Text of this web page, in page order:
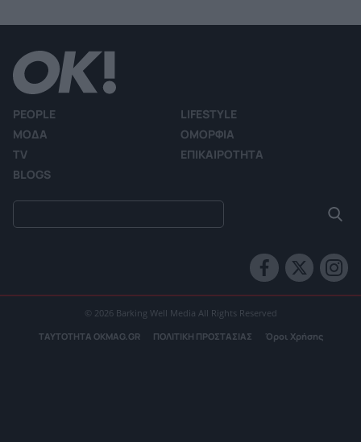
PEOPLE
LIFESTYLE
ΜΟΔΑ
ΟΜΟΡΦΙΑ
TV
ΕΠΙΚΑΙΡΟΤΗΤΑ
BLOGS
© 2026 Barking Well Media All Rights Reserved
ΤΑΥΤΟΤΗΤΑ OKMAG.GR ΠΟΛΙΤΙΚΗ ΠΡΟΣΤΑΣΙΑΣ Όροι Χρήσης